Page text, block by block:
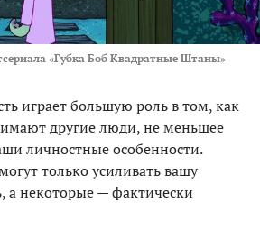
«Губка Боб Квадратные Штаны»
играет большую роль в том, как
другие люди, не меньшее
личностные особенности.
только усиливать вашу
а некоторые — фактически